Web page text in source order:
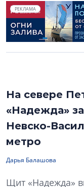
РЕКЛАМА
На севере
«Надежда»
Невско-
метро
Дарья Балашова
Щит «Надежда»